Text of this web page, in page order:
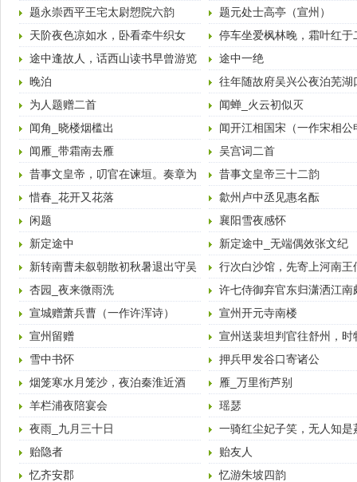
题永崇西平王宅太尉愬院六韵
题元处士高亭（宣州）
天阶夜色凉如水，卧看牵牛织女
星。 （唐·杜牧·秋夕
停车坐爱枫林晚，霜叶红于
花。 （唐·杜牧·山行
途中逢故人，话西山读书早曾游览
途中一绝
晚泊
往年随故府吴兴公夜泊芜湖
官西去…因成十六韵
为人题赠二首
闻蝉_火云初似灭
闻角_晓楼烟槛出
闻开江相国宋（一作宋相公
下世二首
闻雁_带霜南去雁
吴宫词二首
昔事文皇帝，叨官在谏垣。奏章为
得地，齰齿负明恩。
昔事文皇帝三十二韵
惜春_花开又花落
歙州卢中丞见惠名酝
闲题
襄阳雪夜感怀
新定途中
新定途中_无端偶效张文纪
新转南曹未叙朝散初秋暑退出守吴
兴书此篇以自见志
行次白沙馆，先寄上河南王
杏园_夜来微雨洗
许七侍御弃官东归潇洒江南
适高秋企望…十韵
宣城赠萧兵曹（一作许浑诗）
宣州开元寺南楼
宣州留赠
宣州送裴坦判官往舒州，时
官归京
雪中书怀
押兵甲发谷口寄诸公
烟笼寒水月笼沙，夜泊秦淮近酒
家。 （唐·杜牧·泊秦
雁_万里衔芦别
羊栏浦夜陪宴会
瑶瑟
夜雨_九月三十日
一骑红尘妃子笑，无人知是
来。 （唐·杜牧·过华
贻隐者
贻友人
忆齐安郡
忆游朱坡四韵